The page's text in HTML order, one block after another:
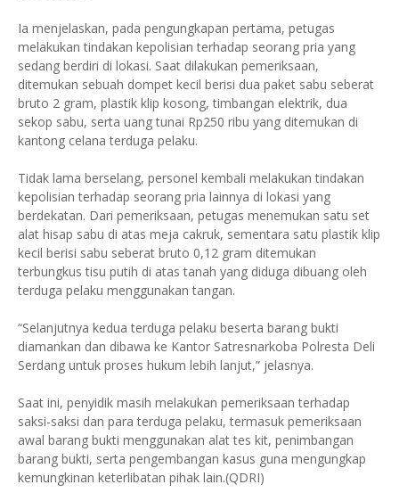
Ia menjelaskan, pada pengungkapan pertama, petugas
melakukan tindakan kepolisian terhadap seorang pria yang
sedang berdiri di lokasi. Saat dilakukan pemeriksaan,
ditemukan sebuah dompet kecil berisi dua paket sabu seberat
bruto 2 gram, plastik klip kosong, timbangan elektrik, dua
sekop sabu, serta uang tunai Rp250 ribu yang ditemukan di
kantong celana terduga pelaku.
Tidak lama berselang, personel kembali melakukan tindakan
kepolisian terhadap seorang pria lainnya di lokasi yang
berdekatan. Dari pemeriksaan, petugas menemukan satu set
alat hisap sabu di atas meja cakruk, sementara satu plastik klip
kecil berisi sabu seberat bruto 0,12 gram ditemukan
terbungkus tisu putih di atas tanah yang diduga dibuang oleh
terduga pelaku menggunakan tangan.
“Selanjutnya kedua terduga pelaku beserta barang bukti
diamankan dan dibawa ke Kantor Satresnarkoba Polresta Deli
Serdang untuk proses hukum lebih lanjut,” jelasnya.
Saat ini, penyidik masih melakukan pemeriksaan terhadap
saksi-saksi dan para terduga pelaku, termasuk pemeriksaan
awal barang bukti menggunakan alat tes kit, penimbangan
barang bukti, serta pengembangan kasus guna mengungkap
kemungkinan keterlibatan pihak lain.(QDRI)